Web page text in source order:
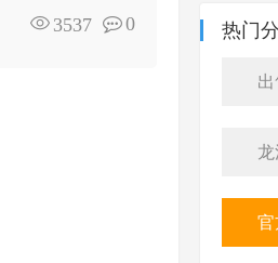
3537 0 热门
官